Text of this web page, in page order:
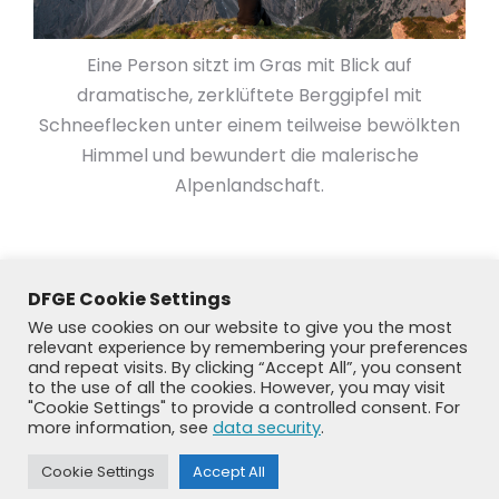
Eine Person sitzt im Gras mit Blick auf
dramatische, zerklüftete Berggipfel mit
Schneeflecken unter einem teilweise bewölkten
Himmel und bewundert die malerische
Alpenlandschaft.
© DFGE 2026. All rights reserved.
Previously used menu 1
DFGE Cookie Settings
We use cookies on our website to give you the most
relevant experience by remembering your preferences
and repeat visits. By clicking “Accept All”, you consent
to the use of all the cookies. However, you may visit
"Cookie Settings" to provide a controlled consent. For
more information, see data security.
Cookie Settings Accept All